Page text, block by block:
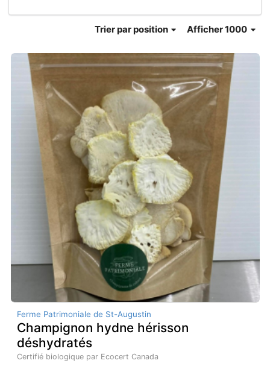
Afficher 1000
Trierpar position
Ferme Patrimoniale de St-Augustin
Champignon hydne hérisson
déshydratés
Certifié biologique par Ecocert Canada